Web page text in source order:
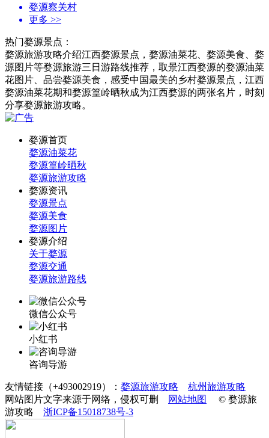
婺源察关村
更多 >>
热门婺源景点：
婺源旅游攻略介绍江西婺源景点，婺源油菜花、婺源美食、婺
源图片等婺源旅游三日游路线推荐，取景江西婺源的婺源油菜
花图片、品尝婺源美食，感受中国最美的乡村婺源景点，江西
婺源油菜花期和婺源篁岭晒秋成为江西婺源的两张名片，时刻
分享婺源旅游攻略。
婺源首页
婺源油菜花
婺源篁岭晒秋
婺源旅游攻略
婺源资讯
婺源景点
婺源美食
婺源图片
婺源介绍
关于婺源
婺源交通
婺源旅游路线
微信公众号
小红书
咨询导游
友情链接（+493002919）： 婺源旅游攻略
杭州旅游攻略
网站图片文字来源于网络，侵权可删
网站地图
© 婺源旅
游攻略 浙ICP备15018738号-3